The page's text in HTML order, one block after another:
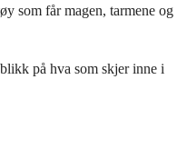
som får magen, tarmene og
på hva som skjer inne i